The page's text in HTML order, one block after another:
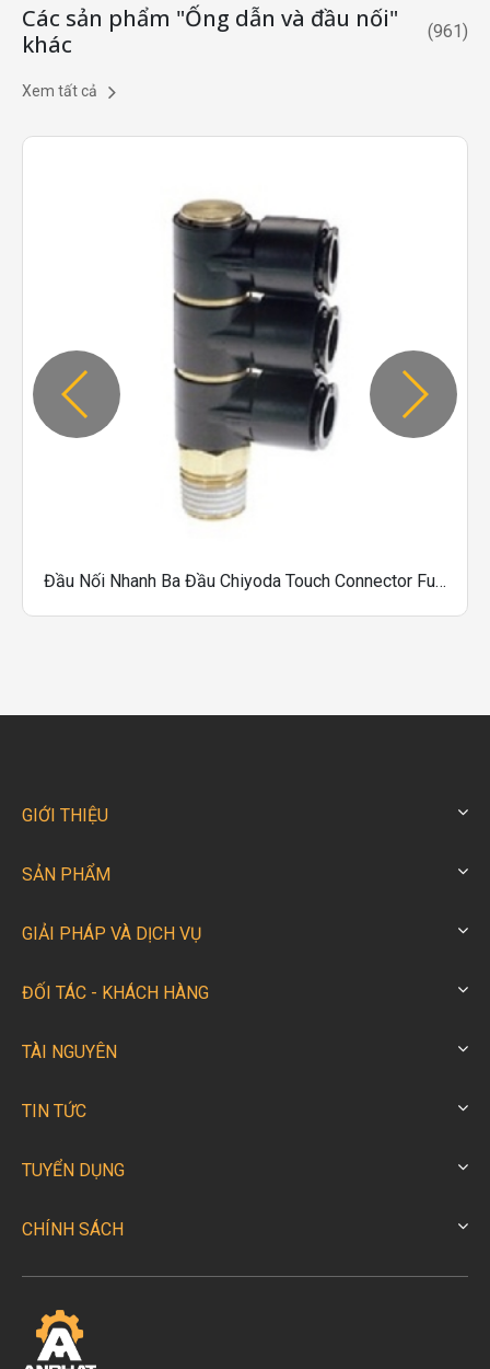
Các sản phẩm "Ống dẫn và đầu nối"
khác
(961)
Xem tất cả
Đầu Nối Nhanh Ba Đầu Chiyoda Touch Connector Fuji Dòng Triple Banjo (Resin Body) 1
GIỚI THIỆU
SẢN PHẨM
GIẢI PHÁP VÀ DỊCH VỤ
ĐỐI TÁC - KHÁCH HÀNG
TÀI NGUYÊN
TIN TỨC
TUYỂN DỤNG
CHÍNH SÁCH